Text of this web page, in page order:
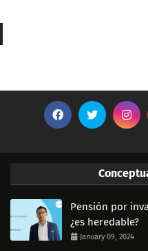
Pensión por
¿es heredable?
January 09, 2024